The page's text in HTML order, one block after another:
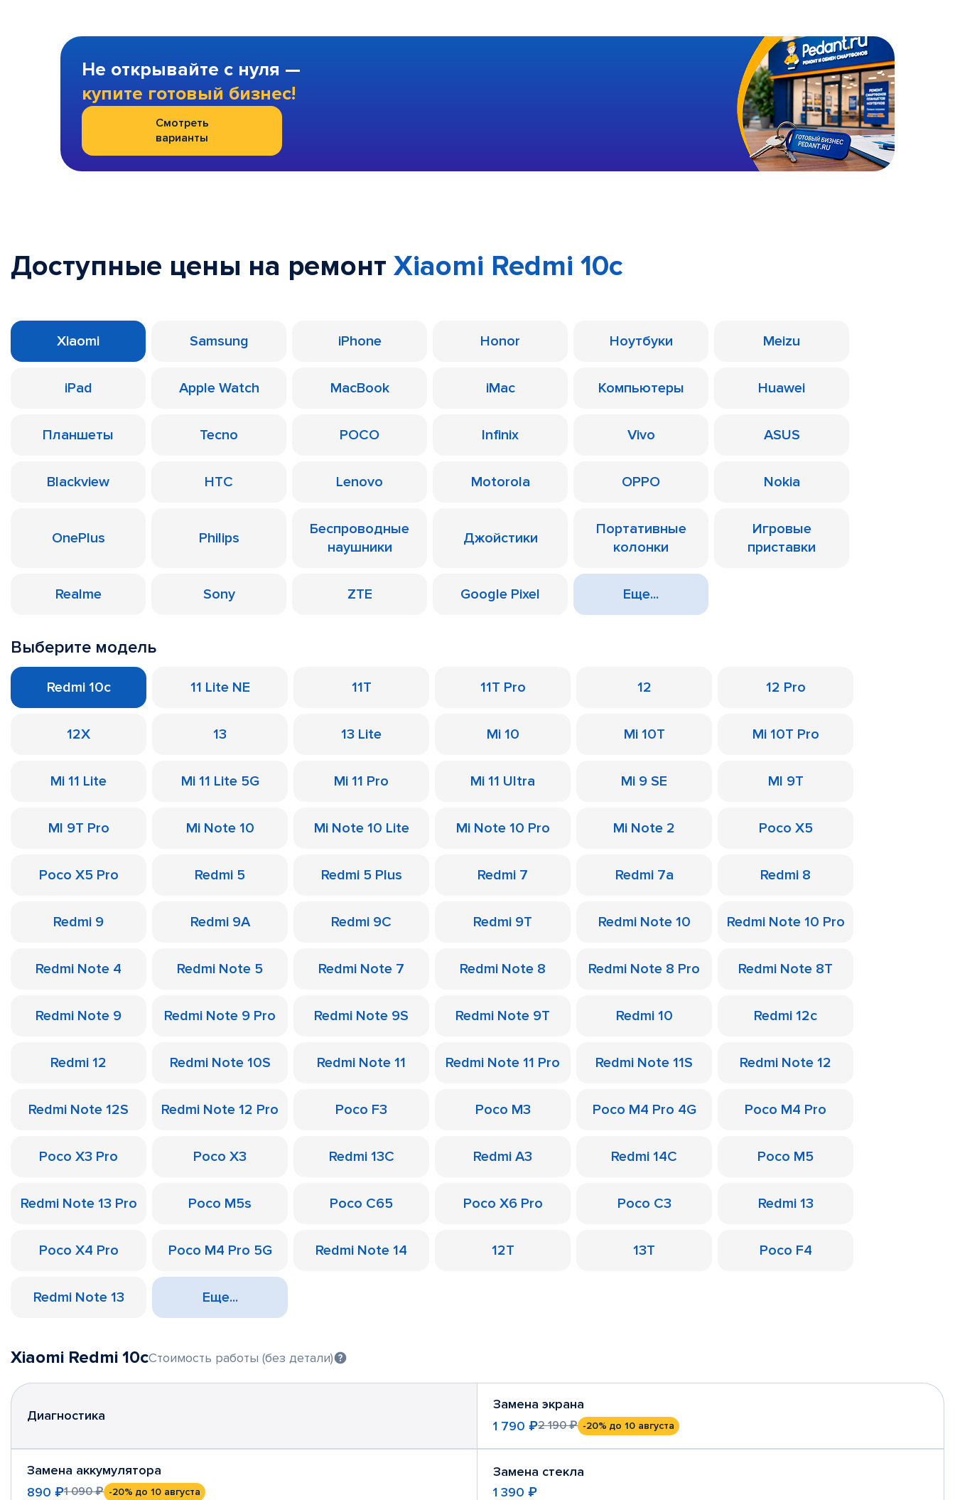
Не открывайте с нуля —
купите готовый бизнес!
Смотреть
варианты
Доступные цены на ремонт Xiaomi Redmi 10c
Xiaomi Samsung iPhone Honor Ноутбуки Meizu
iPad Apple Watch MacBook iMac Компьютеры Huawei
Планшеты Tecno POCO Infinix Vivo ASUS
Blackview HTC Lenovo Motorola OPPO Nokia
OnePlus Philips
Беспроводные
наушники
Джойстики
Портативные
колонки
Игровые
приставки
Realme Sony ZTE Google Pixel Еще...
Выберите модель
Redmi 10c 11 Lite NE 11T 11T Pro 12 12 Pro
12X 13 13 Lite Mi 10 Mi 10T Mi 10T Pro
Mi 11 Lite Mi 11 Lite 5G Mi 11 Pro Mi 11 Ultra Mi 9 SE MI 9T
MI 9T Pro Mi Note 10 Mi Note 10 Lite Mi Note 10 Pro Mi Note 2 Poco X5
Poco X5 Pro Redmi 5 Redmi 5 Plus Redmi 7 Redmi 7a Redmi 8
Redmi 9 Redmi 9A Redmi 9C Redmi 9T Redmi Note 10 Redmi Note 10 Pro
Redmi Note 4 Redmi Note 5 Redmi Note 7 Redmi Note 8 Redmi Note 8 Pro Redmi Note 8T
Redmi Note 9 Redmi Note 9 Pro Redmi Note 9S Redmi Note 9T Redmi 10 Redmi 12c
Redmi 12 Redmi Note 10S Redmi Note 11 Redmi Note 11 Pro Redmi Note 11S Redmi Note 12
Redmi Note 12S Redmi Note 12 Pro Poco F3 Poco M3 Poco M4 Pro 4G Poco M4 Pro
Poco X3 Pro Poco X3 Redmi 13C Redmi A3 Redmi 14C Poco M5
Redmi Note 13 Pro Poco M5s Poco C65 Poco X6 Pro Poco C3 Redmi 13
Poco X4 Pro Poco M4 Pro 5G Redmi Note 14 12T 13T Poco F4
Redmi Note 13 Еще...
Xiaomi Redmi 10cСтоимость работы (без детали)
Диагностика
Замена экрана
1 790 ₽2 190 ₽ -20% до 10 августа
Замена аккумулятора
890 ₽1 090 ₽ -20% до 10 августа
Замена стекла
1 390 ₽